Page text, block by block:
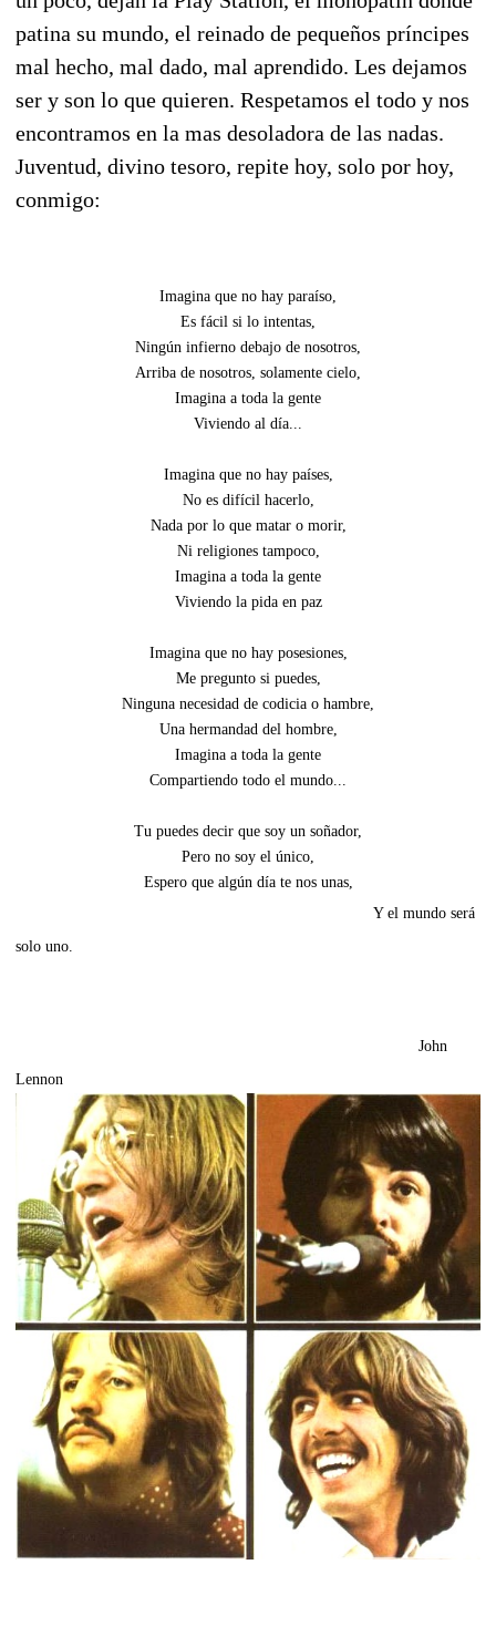
patina su mundo, el reinado de pequeños príncipes
mal hecho, mal dado, mal aprendido. Les dejamos
ser y son lo que quieren. Respetamos el todo y nos
encontramos en la mas desoladora de las nadas.
Juventud, divino tesoro, repite hoy, solo por hoy,
conmigo:
Imagina que no hay paraíso,
Es fácil si lo intentas,
Ningún infierno debajo de nosotros,
Arriba de nosotros, solamente cielo,
Imagina a toda la gente
Viviendo al día...
Imagina que no hay países,
No es difícil hacerlo,
Nada por lo que matar o morir,
Ni religiones tampoco,
Imagina a toda la gente
Viviendo la pida en paz
Imagina que no hay posesiones,
Me pregunto si puedes,
Ninguna necesidad de codicia o hambre,
Una hermandad del hombre,
Imagina a toda la gente
Compartiendo todo el mundo...
Tu puedes decir que soy un soñador,
Pero no soy el único,
Espero que algún día te nos unas,
Y el mundo será
solo uno.
John
Lennon